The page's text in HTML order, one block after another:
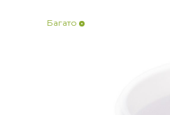
Багато